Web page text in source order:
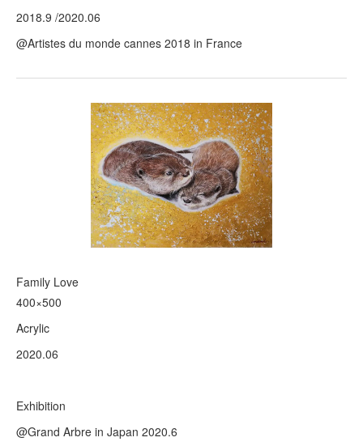
2018.9 /2020.06
@Artistes du monde cannes 2018 in France
Family Love
400×500
Acrylic
2020.06
Exhibition
@Grand Arbre in Japan 2020.6